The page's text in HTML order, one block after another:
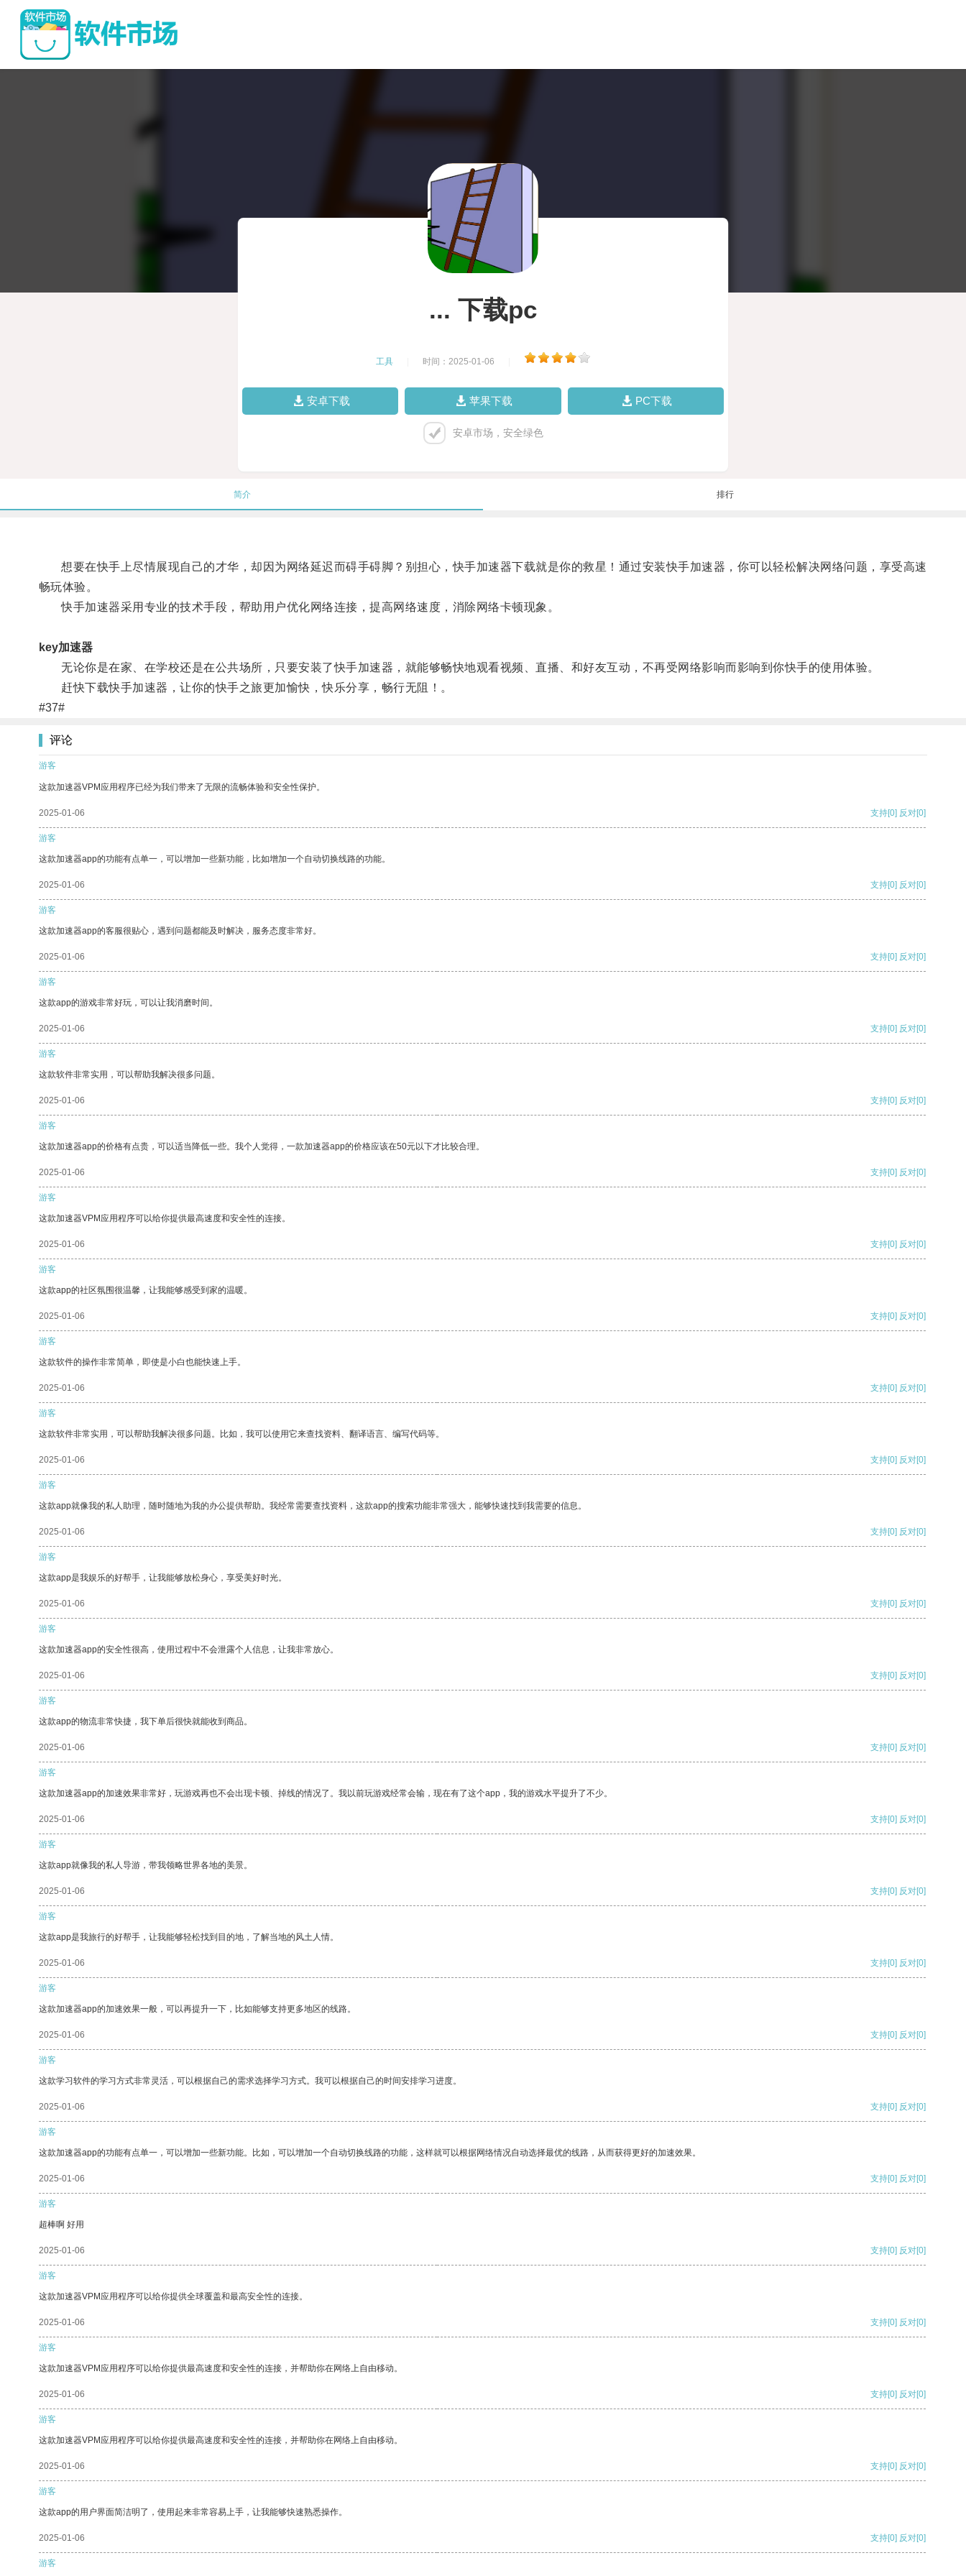
... 下载pc
工具 时间：2025-01-06
安卓下载 苹果下载 PC下载
安卓市场，安全绿色
简介 排行
想要在快手上尽情展现自己的才华，却因为网络延迟而碍手碍脚？别担心，快手加速器下载就是你的救星！通过安装快手加速器，你可以轻松解决网络问题，享受高速
畅玩体验。
快手加速器采用专业的技术手段，帮助用户优化网络连接，提高网络速度，消除网络卡顿现象。
key加速器
无论你是在家、在学校还是在公共场所，只要安装了快手加速器，就能够畅快地观看视频、直播、和好友互动，不再受网络影响而影响到你快手的使用体验。
赶快下载快手加速器，让你的快手之旅更加愉快，快乐分享，畅行无阻！。
#37#
评论
游客
这款加速器VPM应用程序已经为我们带来了无限的流畅体验和安全性保护。
2025-01-06 支持[0] 反对[0]
游客
这款加速器app的功能有点单一，可以增加一些新功能，比如增加一个自动切换线路的功能。
2025-01-06 支持[0] 反对[0]
游客
这款加速器app的客服很贴心，遇到问题都能及时解决，服务态度非常好。
2025-01-06 支持[0] 反对[0]
游客
这款app的游戏非常好玩，可以让我消磨时间。
2025-01-06 支持[0] 反对[0]
游客
这款软件非常实用，可以帮助我解决很多问题。
2025-01-06 支持[0] 反对[0]
游客
这款加速器app的价格有点贵，可以适当降低一些。我个人觉得，一款加速器app的价格应该在50元以下才比较合理。
2025-01-06 支持[0] 反对[0]
游客
这款加速器VPM应用程序可以给你提供最高速度和安全性的连接。
2025-01-06 支持[0] 反对[0]
游客
这款app的社区氛围很温馨，让我能够感受到家的温暖。
2025-01-06 支持[0] 反对[0]
游客
这款软件的操作非常简单，即使是小白也能快速上手。
2025-01-06 支持[0] 反对[0]
游客
这款软件非常实用，可以帮助我解决很多问题。比如，我可以使用它来查找资料、翻译语言、编写代码等。
2025-01-06 支持[0] 反对[0]
游客
这款app就像我的私人助理，随时随地为我的办公提供帮助。我经常需要查找资料，这款app的搜索功能非常强大，能够快速找到我需要的信息。
2025-01-06 支持[0] 反对[0]
游客
这款app是我娱乐的好帮手，让我能够放松身心，享受美好时光。
2025-01-06 支持[0] 反对[0]
游客
这款加速器app的安全性很高，使用过程中不会泄露个人信息，让我非常放心。
2025-01-06 支持[0] 反对[0]
游客
这款app的物流非常快捷，我下单后很快就能收到商品。
2025-01-06 支持[0] 反对[0]
游客
这款加速器app的加速效果非常好，玩游戏再也不会出现卡顿、掉线的情况了。我以前玩游戏经常会输，现在有了这个app，我的游戏水平提升了不少。
2025-01-06 支持[0] 反对[0]
游客
这款app就像我的私人导游，带我领略世界各地的美景。
2025-01-06 支持[0] 反对[0]
游客
这款app是我旅行的好帮手，让我能够轻松找到目的地，了解当地的风土人情。
2025-01-06 支持[0] 反对[0]
游客
这款加速器app的加速效果一般，可以再提升一下，比如能够支持更多地区的线路。
2025-01-06 支持[0] 反对[0]
游客
这款学习软件的学习方式非常灵活，可以根据自己的需求选择学习方式。我可以根据自己的时间安排学习进度。
2025-01-06 支持[0] 反对[0]
游客
这款加速器app的功能有点单一，可以增加一些新功能。比如，可以增加一个自动切换线路的功能，这样就可以根据网络情况自动选择最优的线路，从而获得更好的加速效果。
2025-01-06 支持[0] 反对[0]
游客
超棒啊 好用
2025-01-06 支持[0] 反对[0]
游客
这款加速器VPM应用程序可以给你提供全球覆盖和最高安全性的连接。
2025-01-06 支持[0] 反对[0]
游客
这款加速器VPM应用程序可以给你提供最高速度和安全性的连接，并帮助你在网络上自由移动。
2025-01-06 支持[0] 反对[0]
游客
这款加速器VPM应用程序可以给你提供最高速度和安全性的连接，并帮助你在网络上自由移动。
2025-01-06 支持[0] 反对[0]
游客
这款app的用户界面简洁明了，使用起来非常容易上手，让我能够快速熟悉操作。
2025-01-06 支持[0] 反对[0]
游客